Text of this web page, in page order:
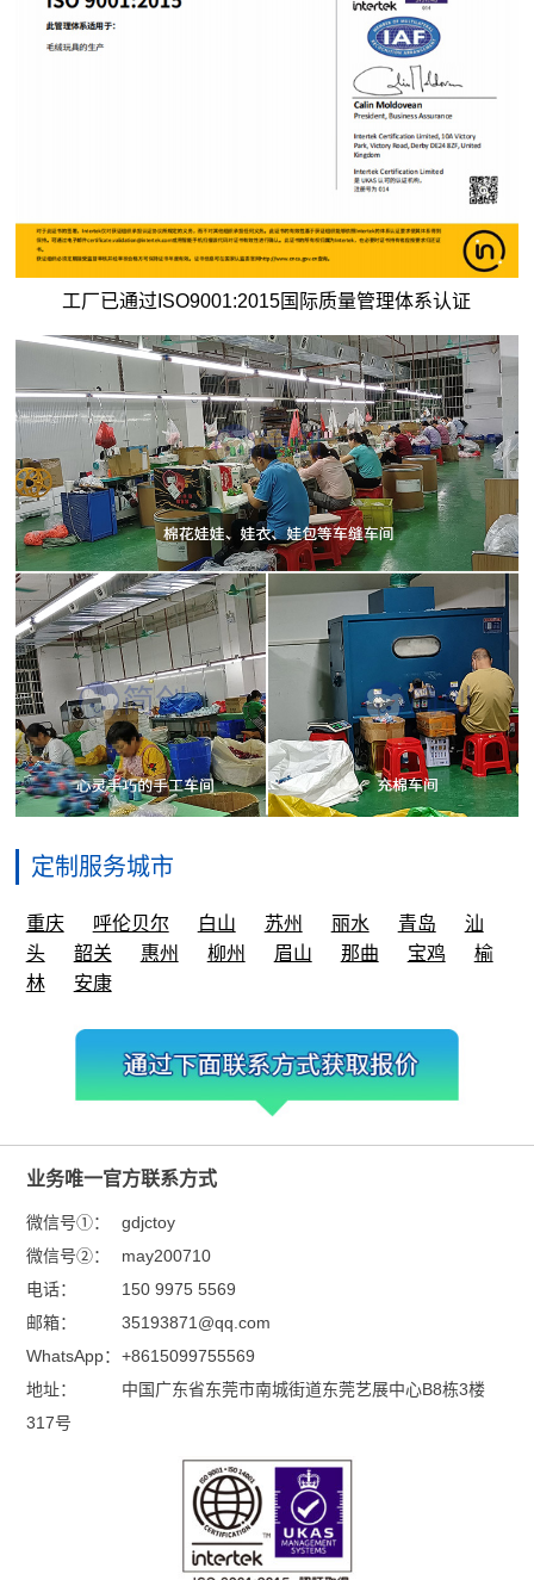
工厂已通过ISO9001:2015国际质量管理体系认证
定制服务城市
重庆 呼伦贝尔 白山 苏州 丽水 青岛
汕
头
韶关 惠州 柳州 眉山 那曲 宝鸡
榆
林
安康
业务唯一官方联系方式
微信号①：
gdjctoy
微信号②：
may200710
电话：
150 9975 5569
邮箱：
35193871@qq.com
WhatsApp： +8615099755569
地址：
中国广东省东莞市南城街道东莞艺展中心B8栋3楼
317号